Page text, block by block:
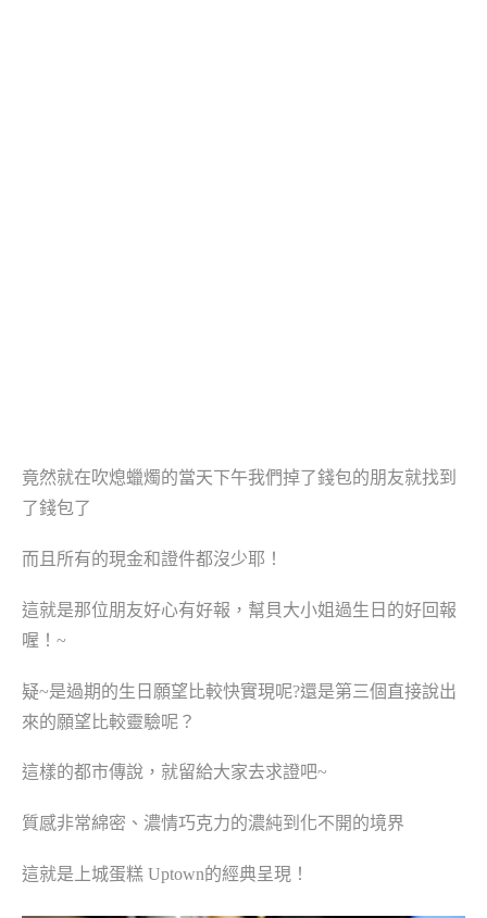
竟然就在吹熄蠟燭的當天下午我們掉了錢包的朋友就找到
了錢包了
而且所有的現金和證件都沒少耶！
這就是那位朋友好心有好報，幫貝大小姐過生日的好回報
喔！ ~
疑~是過期的生日願望比較快實現呢?還是第三個直接說出
來的願望比較靈驗呢？
這樣的都市傳說，就留給大家去求證吧~
質感非常綿密、 濃情巧克力的濃純到化不開的境界
這就是上城蛋糕 Uptown的經典呈現！